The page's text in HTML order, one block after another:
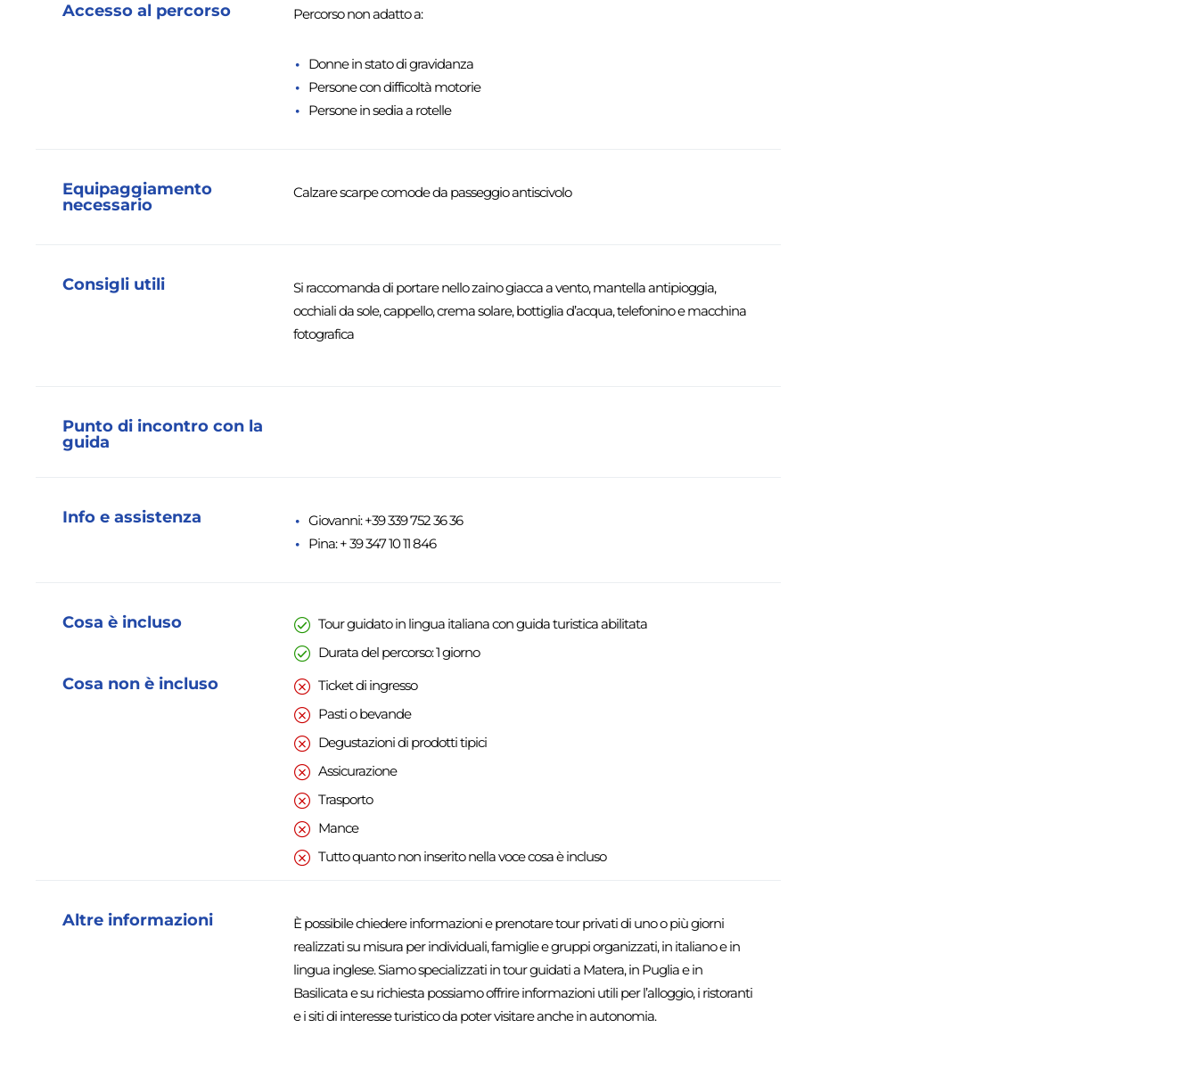
Accesso al percorso Percorso non adatto a:
Donne in stato di gravidanza
Persone con difficoltà motorie
Persone in sedia a rotelle
Equipaggiamento
necessario
Calzare scarpe comode da passeggio antiscivolo
Consigli utili
Si raccomanda di portare nello zaino giacca a vento, mantella antipioggia,
occhiali da sole, cappello, crema solare, bottiglia d’acqua, telefonino e macchina
fotografica
Punto di incontro con la
guida
Info e assistenza
Giovanni: +39 339 752 36 36
Pina: + 39 347 10 11 846
Cosa è incluso
Tour guidato in lingua italiana con guida turistica abilitata
Durata del percorso: 1 giorno
Cosa non è incluso
Ticket di ingresso
Pasti o bevande
Degustazioni di prodotti tipici
Assicurazione
Trasporto
Mance
Tutto quanto non inserito nella voce cosa è incluso
Altre informazioni
È possibile chiedere informazioni e prenotare tour privati di uno o più giorni
realizzati su misura per individuali, famiglie e gruppi organizzati, in italiano e in
lingua inglese. Siamo specializzati in tour guidati a Matera, in Puglia e in
Basilicata e su richiesta possiamo offrire informazioni utili per l’alloggio, i ristoranti
e i siti di interesse turistico da poter visitare anche in autonomia.